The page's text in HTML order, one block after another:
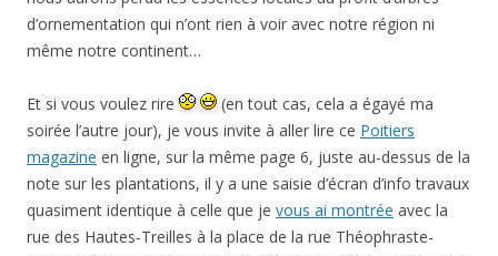
d’ornementation qui n’ont rien à voir avec notre région ni
même notre continent…
Et si vous voulez rire
(en tout cas, cela a égayé ma
soirée l’autre jour), je vous invite à aller lire ce Poitiers
magazine en ligne, sur la même page 6, juste au-dessus de la
note sur les plantations, il y a une saisie d’écran d’info travaux
quasiment identique à celle que je vous ai montrée avec la
rue des Hautes-Treilles à la place de la rue Théophraste-